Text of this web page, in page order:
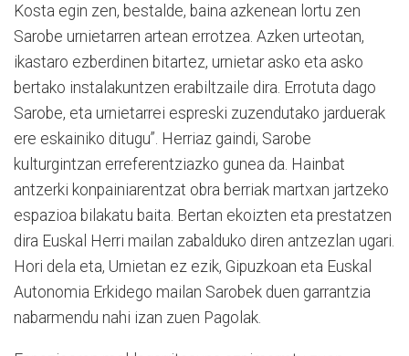
Kosta egin zen, bestalde, baina azkenean lortu zen
Sarobe urnietarren artean errotzea. Azken urteotan,
ikastaro ezberdinen bitartez, urnietar asko eta asko
bertako instalakuntzen erabiltzaile dira. Errotuta dago
Sarobe, eta urnietarrei espreski zuzendutako jarduerak
ere eskainiko ditugu”. Herriaz gaindi, Sarobe
kulturgintzan erreferentziazko gunea da. Hainbat
antzerki konpainiarentzat obra berriak martxan jartzeko
espazioa bilakatu baita. Bertan ekoizten eta prestatzen
dira Euskal Herri mailan zabalduko diren antzezlan ugari.
Hori dela eta, Urnietan ez ezik, Gipuzkoan eta Euskal
Autonomia Erkidego mailan Sarobek duen garrantzia
nabarmendu nahi izan zuen Pagolak.